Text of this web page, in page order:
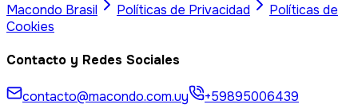
Macondo Brasil Políticas de Privacidad
Políticas de
Cookies
Contacto y Redes Sociales
contacto@macondo.com.uy +59895006439